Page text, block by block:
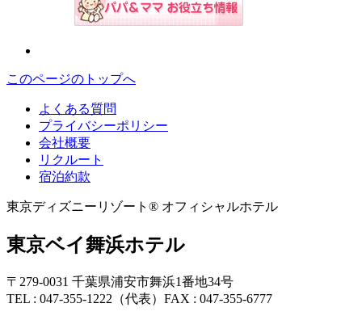
このページのトップへ
よくある質問
プライバシーポリシー
会社概要
リクルート
宿泊約款
東京ディズニーリゾート® オフィシャルホテル
東京ベイ舞浜ホテル
〒279-0031 千葉県浦安市舞浜1番地34号
TEL : 047-355-1222（代表） FAX : 047-355-6777